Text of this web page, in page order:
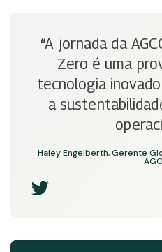
“A jornada da
Zero é uma
tecnologia
a
Haley Engelberth, Gerente